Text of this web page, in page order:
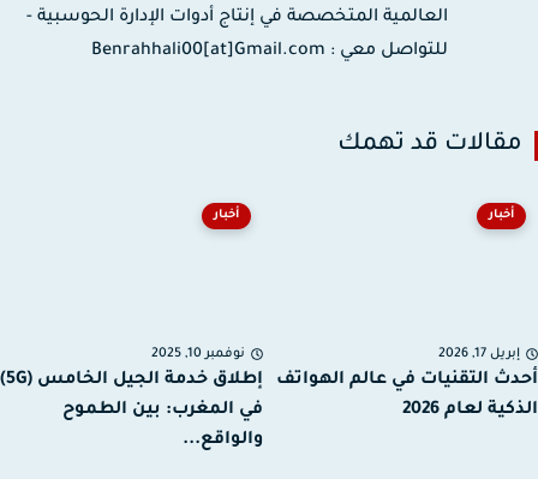
العالمية المتخصصة في إنتاج أدوات الإدارة الحوسبية -
للتواصل معي : Benrahhali00[at]Gmail.com
قد تهمك
أخبار
17, 2026
التقنيات في عالم الهواتف
لعام 2026
أخبار
نوفمبر 10, 2025
إطلاق خدمة الجيل الخامس (5G)
في المغرب: بين الطموح
والواقع...